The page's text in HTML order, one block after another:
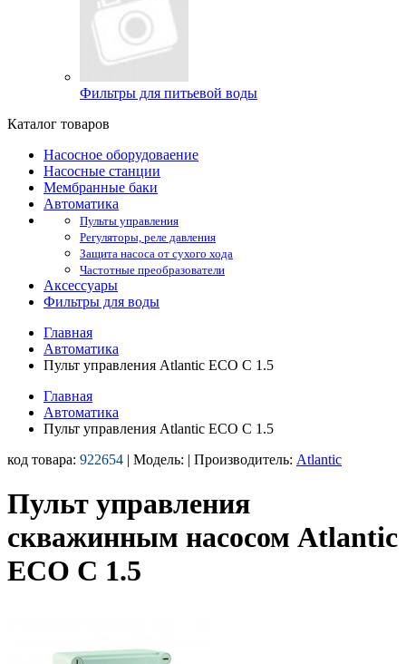
Фильтры для питьевой воды
Каталог товаров
Насосное оборудоваение
Насосные станции
Мембранные баки
Автоматика
Пульты управления
Регуляторы, реле давления
Защита насоса от сухого хода
Частотные преобразователи
Аксессуары
Фильтры для воды
Главная
Автоматика
Пульт управления Atlantic ECO C 1.5
Главная
Автоматика
Пульт управления Atlantic ECO C 1.5
код товара: 922654 | Модель: | Производитель: Atlantic
Пульт управления
скважинным насосом Atlantic
ECO C 1.5